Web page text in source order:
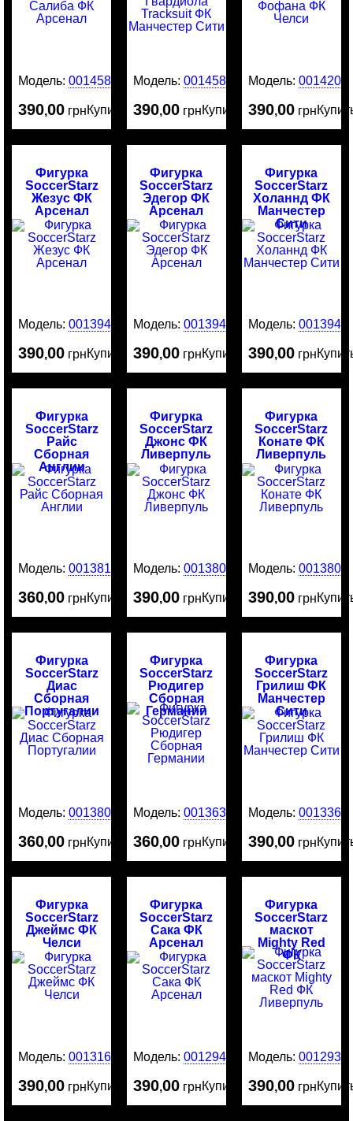
Модель:0014586
390,00 грнКупить
Модель:0014585
390,00 грнКупить
Модель: 0014204
390,00 грн
Фигурка
SoccerStarz
Жезус ФК
Арсенал
Модель:0013949
390,00 грнКупить
Фигурка
SoccerStarz
Эдегор ФК
Арсенал
Модель:0013946
390,00 грнКупить
Фигурка
SoccerStarz
Холаннд ФК
Манчестер
Сити
Модель: 0013945
390,00 грн
Фигурка
SoccerStarz
Райс
Сборная
Англии
Модель:0013818
360,00 грнКупить
Фигурка
SoccerStarz
Джонс ФК
Ливерпуль
Модель:0013808
390,00 грнКупить
Фигурка
SoccerStarz
Конате ФК
Ливерпуль
Модель: 0013805
390,00 грн
Фигурка
SoccerStarz
Диас
Сборная
Португалии
Модель:0013801
360,00 грнКупить
Фигурка
SoccerStarz
Рюдигер
Сборная
Германии
Модель:0013635
360,00 грнКупить
Фигурка
SoccerStarz
Грилиш ФК
Манчестер
Сити
Модель: 0013369
390,00 грн
Фигурка
SoccerStarz
Джеймс ФК
Челси
Модель:0013161
390,00 грнКупить
Фигурка
SoccerStarz
Сака ФК
Арсенал
Модель:0012942
390,00 грнКупить
Фигурка
SoccerStarz
маскот
Mighty Red
ФК
Ливерпуль
Модель: 0012938
390,00 грн